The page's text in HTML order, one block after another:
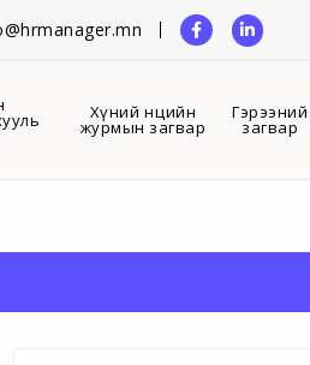
Хүний нөөцийн
журмын загвар
Гэрээний
загвар